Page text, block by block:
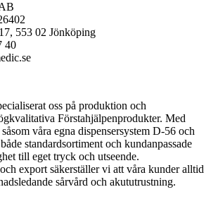
553 02 Jönköping
40
oss på produktion och
Förstahjälpenprodukter. Med
våra egna dispensersystem D-56 och
standardsortiment och kundanpassade
till eget tryck och utseende.
export säkerställer vi att våra kunder alltid
sårvård och akututrustning.